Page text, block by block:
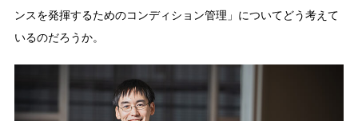
ンスを発揮するためのコンディション管理」についてどう考えて
いるのだろうか。